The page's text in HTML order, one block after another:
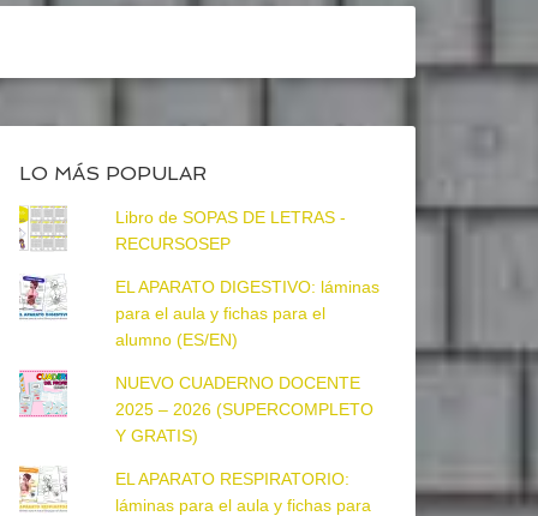
LO MÁS POPULAR
Libro de SOPAS DE LETRAS -
RECURSOSEP
EL APARATO DIGESTIVO: láminas
para el aula y fichas para el
alumno (ES/EN)
NUEVO CUADERNO DOCENTE
2025 – 2026 (SUPERCOMPLETO
Y GRATIS)
EL APARATO RESPIRATORIO:
láminas para el aula y fichas para